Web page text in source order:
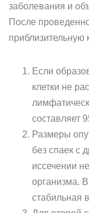
заболевания и
После
приблизительную
Если
клетки не
составляет
Размеры
без спаек с
иссечении
организма.
стабильная